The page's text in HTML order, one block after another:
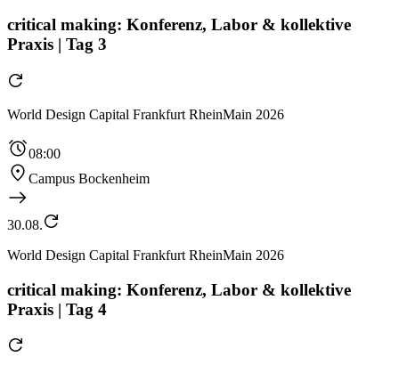
critical making: Konferenz, Labor & kollektive
Praxis | Tag 3
World Design Capital Frankfurt RheinMain 2026
08:00
Campus Bockenheim
30.08.
World Design Capital Frankfurt RheinMain 2026
critical making: Konferenz, Labor & kollektive
Praxis | Tag 4